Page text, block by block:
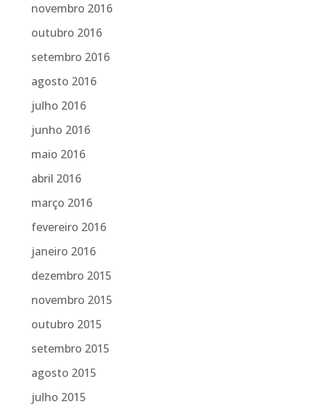
novembro 2016
outubro 2016
setembro 2016
agosto 2016
julho 2016
junho 2016
maio 2016
abril 2016
março 2016
fevereiro 2016
janeiro 2016
dezembro 2015
novembro 2015
outubro 2015
setembro 2015
agosto 2015
julho 2015